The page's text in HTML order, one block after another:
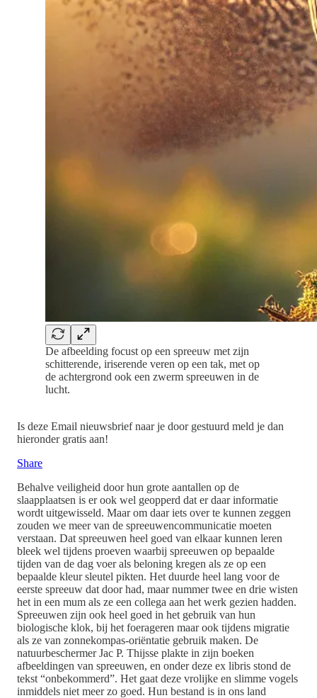
De afbeelding focust op een spreeuw met zijn
schitterende, iriserende veren op een tak, met op
de achtergrond ook een zwerm spreeuwen in de
lucht.
Is deze Email nieuwsbrief naar je door gestuurd meld je dan
hieronder gratis aan!
Share
Behalve veiligheid door hun grote aantallen op de
slaapplaatsen is er ook wel geopperd dat er daar informatie
wordt uitgewisseld. Maar om daar iets over te kunnen zeggen
zouden we meer van de spreeuwencommunicatie moeten
verstaan. Dat spreeuwen heel goed van elkaar kunnen leren
bleek wel tijdens proeven waarbij spreeuwen op bepaalde
tijden van de dag voer als beloning kregen als ze op een
bepaalde kleur sleutel pikten. Het duurde heel lang voor de
eerste spreeuw dat door had, maar nummer twee en drie wisten
het in een mum als ze een collega aan het werk gezien hadden.
Spreeuwen zijn ook heel goed in het gebruik van hun
biologische klok, bij het foerageren maar ook tijdens migratie
als ze van zonnekompas-oriëntatie gebruik maken. De
natuurbeschermer Jac P. Thijsse plakte in zijn boeken
afbeeldingen van spreeuwen, en onder deze ex libris stond de
tekst “onbekommerd”. Het gaat deze vrolijke en slimme vogels
inmiddels niet meer zo goed. Hun bestand is in ons land